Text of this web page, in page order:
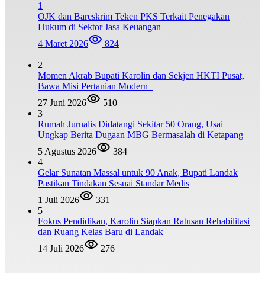
1
OJK dan Bareskrim Teken PKS Terkait Penegakan
Hukum di Sektor Jasa Keuangan
4 Maret 2026
824
2
Momen Akrab Bupati Karolin dan Sekjen HKTI Pusat,
Bawa Misi Pertanian Modern
27 Juni 2026
510
3
Rumah Jurnalis Didatangi Sekitar 50 Orang, Usai
Ungkap Berita Dugaan MBG Bermasalah di Ketapang
5 Agustus 2026
384
4
Gelar Sunatan Massal untuk 90 Anak, Bupati Landak
Pastikan Tindakan Sesuai Standar Medis
1 Juli 2026
331
5
Fokus Pendidikan, Karolin Siapkan Ratusan Rehabilitasi
dan Ruang Kelas Baru di Landak
14 Juli 2026
276